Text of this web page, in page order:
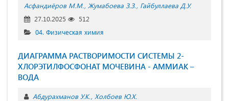
Асфандиёров М.М. Жумабоева З.З. Гайбуллаева Д.У.
27.10.2025
512
04. Физическая химия
ДИАГРАММА РАСТВОРИМОСТИ СИСТЕМЫ 2-
ХЛОРЭТИЛФОСФОНАТ МОЧЕВИНА - АММИАК –
ВОДА
Абдурахманов У.К. Холбоев Ю.Х.